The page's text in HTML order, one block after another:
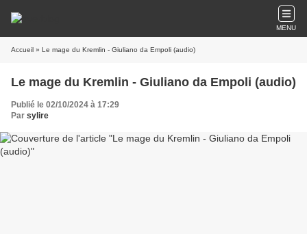
MENU
Accueil » Le mage du Kremlin - Giuliano da Empoli (audio)
Le mage du Kremlin - Giuliano da Empoli (audio)
Publié le 02/10/2024 à 17:29
Par sylire